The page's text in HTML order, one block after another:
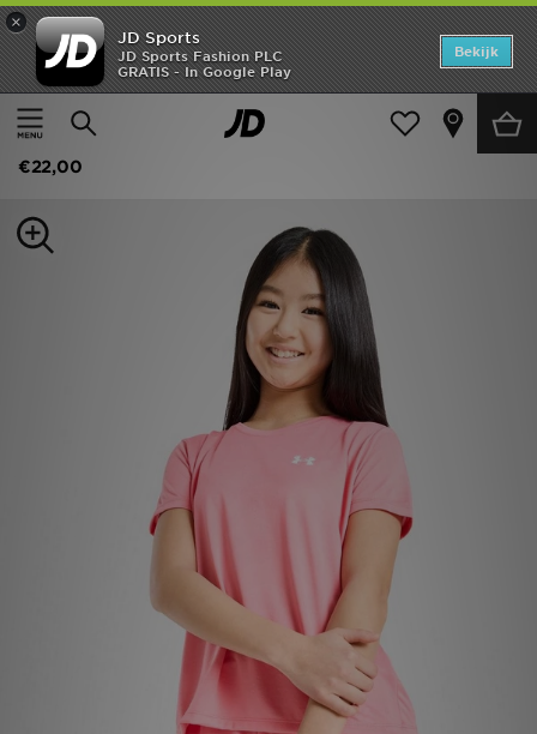
×
JD Sports
JD Sports Fashion PLC
GRATIS - In Google Play
Bekijk
Thuis
Kids Junior Kleding (8-15 jaar)
Under Armour Girls' Tech T-Shirt Junior
€22,00
Home
Offers
Dames
Bestelling traceren